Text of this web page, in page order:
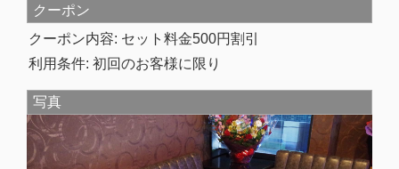
クーポン
クーポン内容: セット料金500円割引
利用条件: 初回のお客様に限り
写真